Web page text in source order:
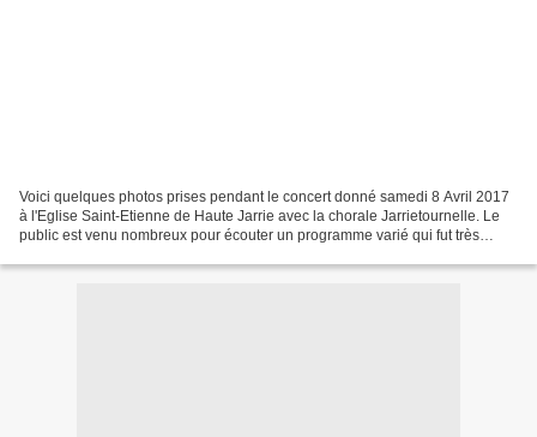
Voici quelques photos prises pendant le concert donné samedi 8 Avril 2017
à l'Eglise Saint-Etienne de Haute Jarrie avec la chorale Jarrietournelle. Le
public est venu nombreux pour écouter un programme varié qui fut très